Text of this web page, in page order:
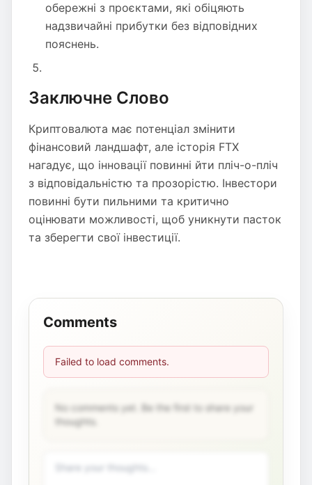
обережні з проєктами, які обіцяють
надзвичайні прибутки без відповідних
пояснень.
Заключне Слово
Криптовалюта має потенціал змінити
фінансовий ландшафт, але історія FTX
нагадує, що інновації повинні йти пліч-о-пліч
з відповідальністю та прозорістю. Інвестори
повинні бути пильними та критично
оцінювати можливості, щоб уникнути пасток
та зберегти свої інвестиції.
Comments
Failed to load comments.
No comments yet. Be the first to share your
thoughts.